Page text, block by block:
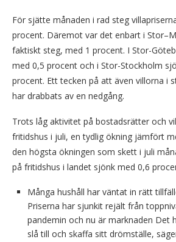
För sjätte månaden i rad steg
procent. Däremot var det enbart i
faktiskt steg, med 1 procent. I Stor-
med 0,5 procent och i Stor-Stockholm
procent. Ett tecken på att även villorna i
har drabbats av en nedgång.
Trots låg aktivitet på bostadsrätter och
fritidshus i juli, en tydlig ökning jämfört
den högsta ökningen som skett i juli
på fritidshus i landet sjönk med 0,6
Många hushåll har väntat in rätt
Priserna har sjunkit rejält från
pandemin och nu är marknaden Det
slå till och skaffa sitt drömställe,